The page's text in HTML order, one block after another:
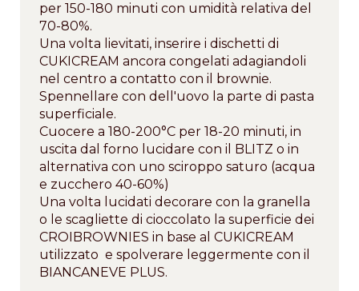
per 150-180 minuti con umidità relativa del
70-80%.
Una volta lievitati, inserire i dischetti di
CUKICREAM ancora congelati adagiandoli
nel centro a contatto con il brownie.
Spennellare con dell'uovo la parte di pasta
superficiale.
Cuocere a 180-200°C per 18-20 minuti, in
uscita dal forno lucidare con il BLITZ o in
alternativa con uno sciroppo saturo (acqua
e zucchero 40-60%)
Una volta lucidati decorare con la granella
o le scagliette di cioccolato la superficie dei
CROIBROWNIES in base al CUKICREAM
utilizzato e spolverare leggermente con il
BIANCANEVE PLUS.